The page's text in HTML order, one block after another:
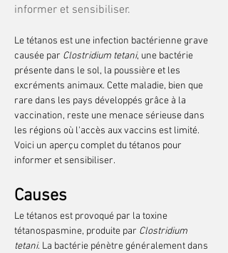
informer et sensibiliser.
Le tétanos est une infection bactérienne grave
causée par Clostridium tetani, une bactérie
présente dans le sol, la poussière et les
excréments animaux. Cette maladie, bien que
rare dans les pays développés grâce à la
vaccination, reste une menace sérieuse dans
les régions où l'accès aux vaccins est limité.
Voici un aperçu complet du tétanos pour
informer et sensibiliser.
Causes
Le tétanos est provoqué par la toxine
tétanospasmine, produite par Clostridium
tetani. La bactérie pénètre généralement dans